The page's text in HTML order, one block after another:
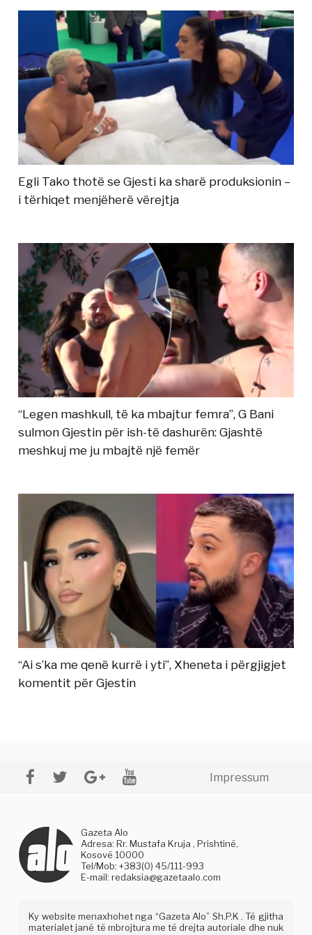
Egli Tako thotë se Gjesti ka sharë produksionin –
i tërhiqet menjëherë vërejtja
“Legen mashkull, të ka mbajtur femra”, G Bani
sulmon Gjestin për ish-të dashurën: Gjashtë
meshkuj me ju mbajtë një femër
“Ai s’ka me qenë kurrë i yti”, Xheneta i përgjigjet
komentit për Gjestin
Impressum
Gazeta Alo
Adresa: Rr. Mustafa Kruja , Prishtinë,
Kosovë 10000
Tel/Mob: +383(0) 45/111-993
E-mail:redaksia@gazetaalo.com
Ky website menaxhohet nga “Gazeta Alo” Sh.P.K . Të gjitha
materialet janë të mbrojtura me të drejta autoriale dhe nuk